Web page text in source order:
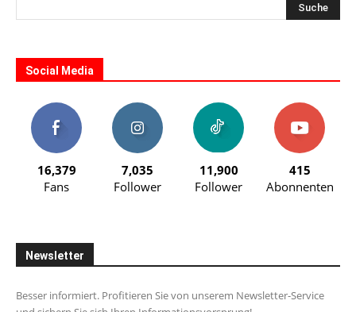
Social Media
16,379
Fans
7,035
Follower
11,900
Follower
415
Abonnenten
Newsletter
Besser informiert. Profitieren Sie von unserem Newsletter-Service